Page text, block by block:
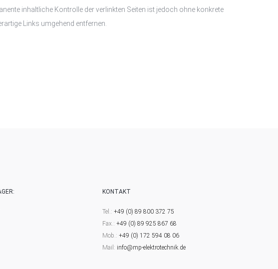
inhaltliche Kontrolle der verlinkten Seiten ist jedoch ohne konkrete
Links umgehend entfernen.
KONTAKT
Tel.: +49 (0) 89 800 372 75
Fax.: +49 (0) 89 925 867 68
Mob.: +49 (0) 172 594 08 06
Mail: info@mp-elektrotechnik.de